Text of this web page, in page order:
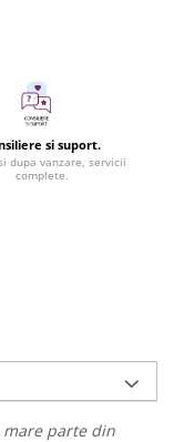
si suport.
dupa vanzare, servicii
complete.
parte din